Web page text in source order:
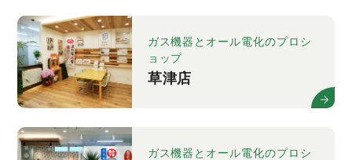
ガス機器とオール電化のプロシ
ョップ
草津店
ガス機器とオール電化のプロシ